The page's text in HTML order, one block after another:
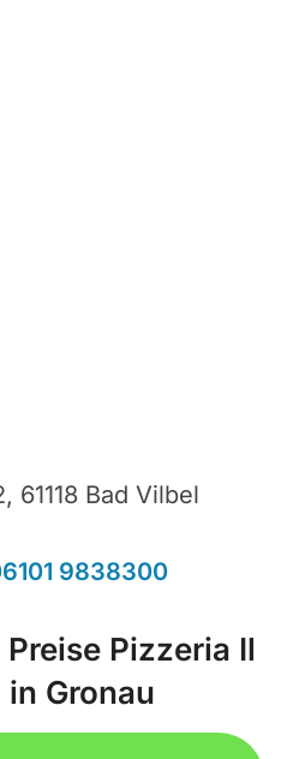
61118 Bad Vilbel
9838300
Pizzeria Il
Gronau